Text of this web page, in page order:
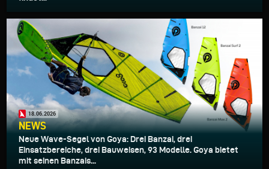
18.06.2026
NEWS
Neue Wave-Segel von Goya: Drei Banzai, drei
Einsatzbereiche, drei Bauweisen, 93 Modelle. Goya bietet
mit seinen Banzais...